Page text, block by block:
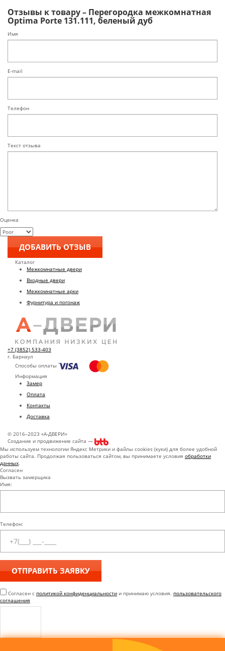
Отзывы к товару – Перегородка межкомнатная
Optima Porte 131.111, беленый дуб
Имя
E-mail
Телефон
Текст отзыва
Оценка
Каталог
Межкомнатные двери
Входные двери
Межкомнатные арки
Фурнитура и погонаж
+7 (3852) 533-403
г. Барнаул
Способы оплаты
Информация
Замер
Оплата
Контакты
Доставка
© 2016–2023 «А-ДВЕРИ»
Создание и продвижение сайта —
Мы используем технологии Яндекс Метрики и файлы cookies (куки) для более удобной
работы сайта. Продолжая пользоваться сайтом, вы принимаете условия обработки
данных.
Согласен
Вызвать замерщика
Имя:
Телефон:
Согласен с политикой конфиденциальности и принимаю условия. пользовательского
соглашения